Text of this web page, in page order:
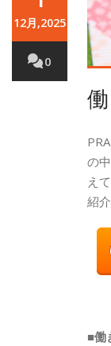
12月,2025
0
の
え
紹
■働